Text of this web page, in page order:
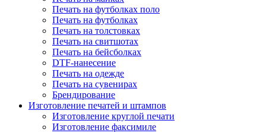
Печать на футболках поло
Печать на футболках
Печать на толстовках
Печать на свитшотах
Печать на бейсболках
DTF-нанесение
Печать на одежде
Печать на сувенирах
Брендирование
Изготовление печатей и штампов
Изготовление круглой печати
Изготовление факсимиле